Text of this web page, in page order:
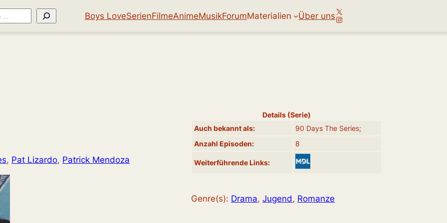
Boys LoveSerienFilmeAnimeMusikForumMaterialien Über unsX
Instagram
, Pat Lizardo, Patrick Mendoza
Details (Serie)
Auch bekannt als:
90 Days The Series;
Anzahl Episoden:
8
Weiterführende Links:
Genre(s): Drama, Jugend , Romanze